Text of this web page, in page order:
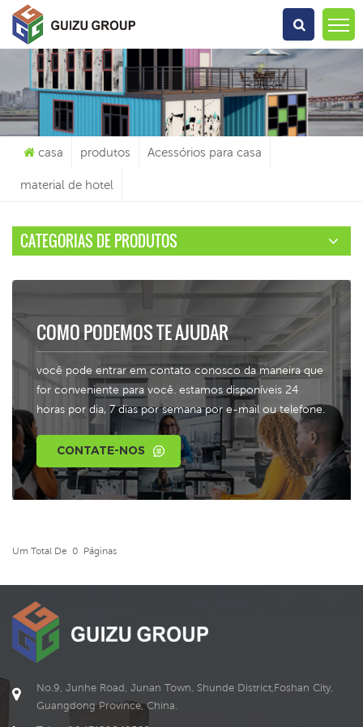
O Que Você Está Procurando?
casa produtos Acessórios para casa
material de hotel
CATEGORIAS DE PRODUTOS
COMO PODEMOS TE AJUDAR
você pode entrar em contato conosco da maneira que
for conveniente para você. estamos disponíveis 24
horas por dia, 7 dias por semana por e-mail ou telefone.
CONTATE-NOS
Um Total De 0 Páginas
No.9, Junhe Road, Junan Town, Shunde District,Foshan City,
Guangdong Province, China.